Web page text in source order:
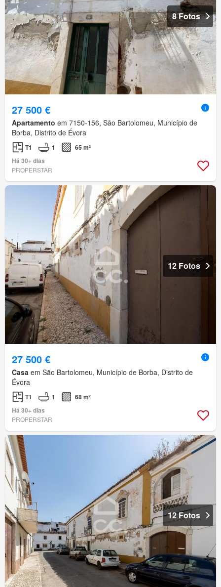
8 Fotos
27 500 €
Apartamento em 7150-156, São Bartolomeu, Município de
Borba, Distrito de Évora
T1 1
65 m²
Há 30+ dias
PROPERSTAR
12 Fotos
27 500 €
Casa em São Bartolomeu, Município de Borba, Distrito de
Évora
T1 1
68 m²
Há 30+ dias
PROPERSTAR
12 Fotos